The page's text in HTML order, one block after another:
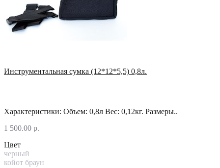
Инструментальная сумка (12*12*5,5) 0,8л.
Характеристики: Объем: 0,8л Вес: 0,12кг. Размеры..
1 500.00 р.
Цвет
черный
койот браун